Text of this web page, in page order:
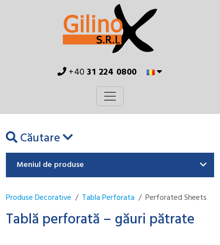
+4031 224 0800
Căutare
Meniul de produse
Produse Decorative Tabla Perforata Perforated Sheets
Tablă perforată – găuri pătrate